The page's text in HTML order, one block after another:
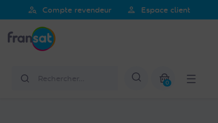
noter
Ce
comprend
person_search Compte revendeur person Espace client
Afficher la
0